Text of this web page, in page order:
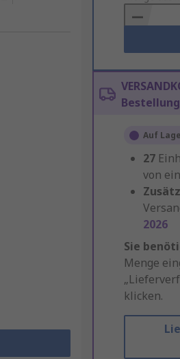
Basket
Auf
27
von
2026
Sie
Menge
klicken.